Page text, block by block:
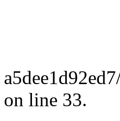
on line 33.